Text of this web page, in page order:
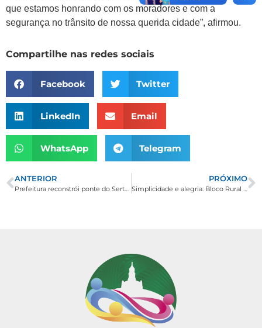
que estamos honrando com os moradores e com a
segurança no trânsito de nossa querida cidade”, afirmou.
Compartilhe nas redes sociais
Facebook Twitter
LinkedIn Email
WhatsApp Telegram
ANTERIOR
Prefeitura reconstrói ponte do Sertãozinho e triplica capacidade de vazão de suas manilhas
PRÓXIMO
Simplicidade e alegria: Bloco Rural mostra que sertanejo também combina com folia